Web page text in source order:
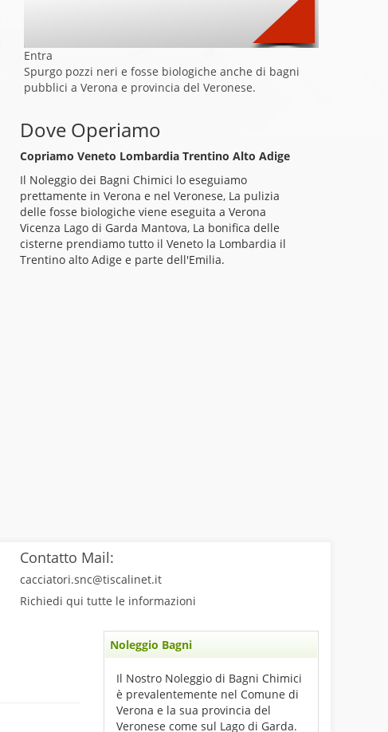
Entra
Spurgo pozzi neri e fosse biologiche anche di bagni
pubblici a Verona e provincia del Veronese.
Dove Operiamo
Copriamo Veneto Lombardia Trentino Alto Adige
Il Noleggio dei Bagni Chimici lo eseguiamo
prettamente in Verona e nel Veronese, La pulizia
delle fosse biologiche viene eseguita a Verona
Vicenza Lago di Garda Mantova, La bonifica delle
cisterne prendiamo tutto il Veneto la Lombardia il
Trentino alto Adige e parte dell'Emilia.
Contatto Mail:
cacciatori.snc@tiscalinet.it
Richiedi qui tutte le informazioni
Noleggio Bagni
Il Nostro Noleggio di Bagni Chimici
è prevalentemente nel Comune di
Verona e la sua provincia del
Veronese come sul Lago di Garda.